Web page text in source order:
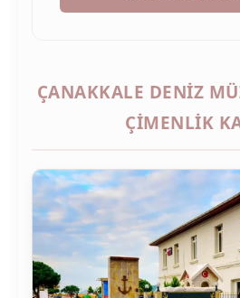
ÇANAKKALE DENIZ
ÇIMENLIK